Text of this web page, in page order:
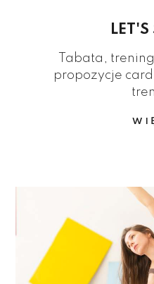
LET'S
Tabata,
propozycje